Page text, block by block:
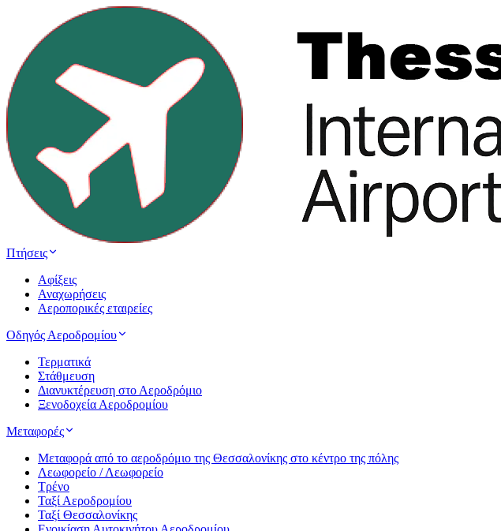
Πτήσεις
Αφίξεις
Αναχωρήσεις
Αεροπορικές εταιρείες
Οδηγός Αεροδρομίου
Τερματικά
Στάθμευση
Διανυκτέρευση στο Αεροδρόμιο
Ξενοδοχεία Αεροδρομίου
Μεταφορές
Μεταφορά από το αεροδρόμιο της Θεσσαλονίκης στο κέντρο της πόλης
Λεωφορείο / Λεωφορείο
Τρένο
Ταξί Αεροδρομίου
Ταξί Θεσσαλονίκης